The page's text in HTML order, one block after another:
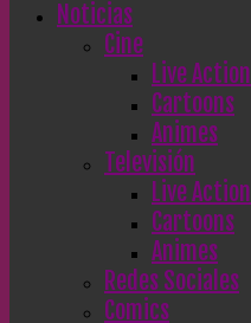
Noticias
Cine
Live Action
Cartoons
Animes
Televisión
Live Action
Cartoons
Animes
Redes Sociales
Comics